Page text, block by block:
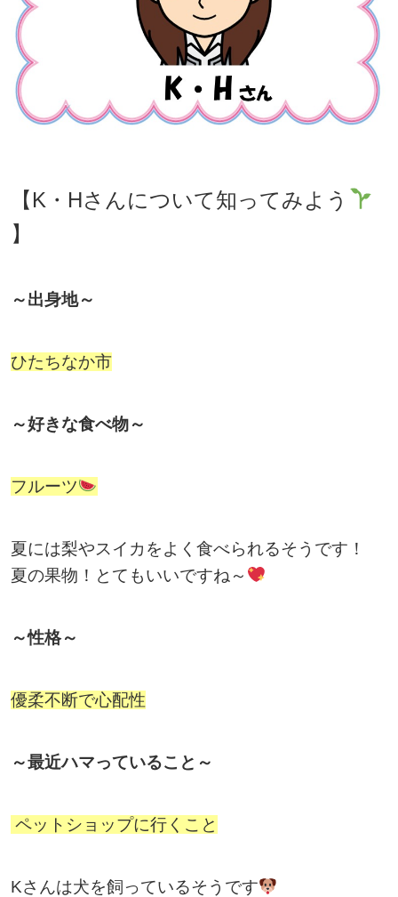
【K・Hさんについて知ってみよう
】
～出身地～
ひたちなか市
～好きな食べ物～
フルーツ
夏には梨やスイカをよく食べられるそうです！
夏の果物！とてもいいですね～
～性格～
優柔不断で心配性
～最近ハマっていること～
ペットショップに行くこと
Kさんは犬を飼っているそうです